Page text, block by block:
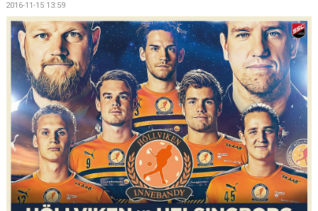
OM FÖRENINGEN
KONTAKT
2016-11-15 13:59